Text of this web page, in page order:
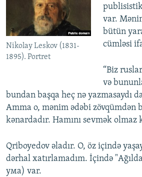
Nikolay Leskov (1831-
1895). Portret
var.
bütün
cümləsi
“Biz
və
bundan başqa heç nə yazmasaydı
Amma o, mənim ədəbi zövqümdən
kənardadır. Hamını sevmək olmaz
Qriboyedov əladır. O, öz içində
dərhal xatırlamadım. İçində
ума) var.